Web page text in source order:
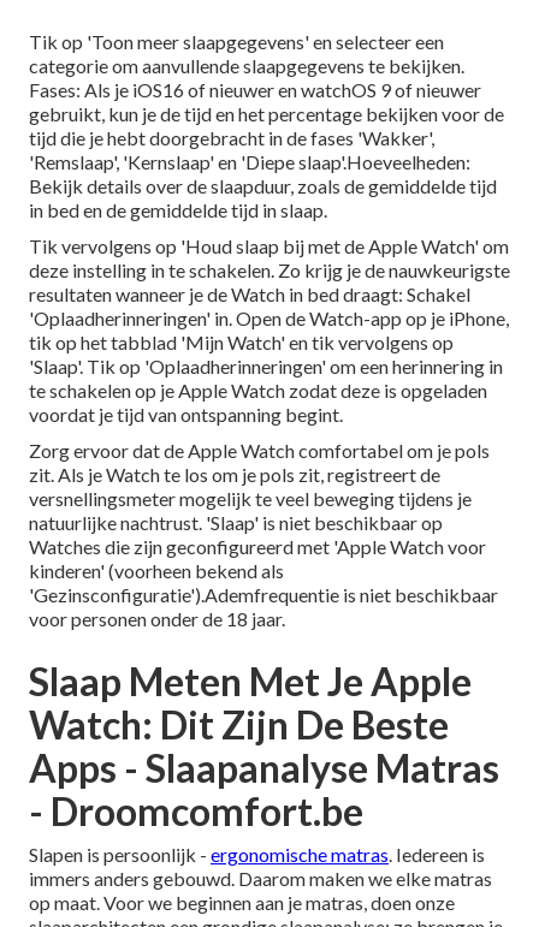
Tik op 'Toon meer slaapgegevens' en selecteer een
categorie om aanvullende slaapgegevens te bekijken.
Fases: Als je iOS16 of nieuwer en watchOS 9 of nieuwer
gebruikt, kun je de tijd en het percentage bekijken voor de
tijd die je hebt doorgebracht in de fases 'Wakker',
'Remslaap', 'Kernslaap' en 'Diepe slaap'.Hoeveelheden:
Bekijk details over de slaapduur, zoals de gemiddelde tijd
in bed en de gemiddelde tijd in slaap.
Tik vervolgens op 'Houd slaap bij met de Apple Watch' om
deze instelling in te schakelen. Zo krijg je de nauwkeurigste
resultaten wanneer je de Watch in bed draagt: Schakel
'Oplaadherinneringen' in. Open de Watch-app op je iPhone,
tik op het tabblad 'Mijn Watch' en tik vervolgens op
'Slaap'. Tik op 'Oplaadherinneringen' om een herinnering in
te schakelen op je Apple Watch zodat deze is opgeladen
voordat je tijd van ontspanning begint.
Zorg ervoor dat de Apple Watch comfortabel om je pols
zit. Als je Watch te los om je pols zit, registreert de
versnellingsmeter mogelijk te veel beweging tijdens je
natuurlijke nachtrust. 'Slaap' is niet beschikbaar op
Watches die zijn geconfigureerd met 'Apple Watch voor
kinderen' (voorheen bekend als
'Gezinsconfiguratie').Ademfrequentie is niet beschikbaar
voor personen onder de 18 jaar.
Slaap Meten Met Je Apple
Watch: Dit Zijn De Beste
Apps - Slaapanalyse Matras
- Droomcomfort.be
Slapen is persoonlijk - ergonomische matras. Iedereen is
immers anders gebouwd. Daarom maken we elke matras
op maat. Voor we beginnen aan je matras, doen onze